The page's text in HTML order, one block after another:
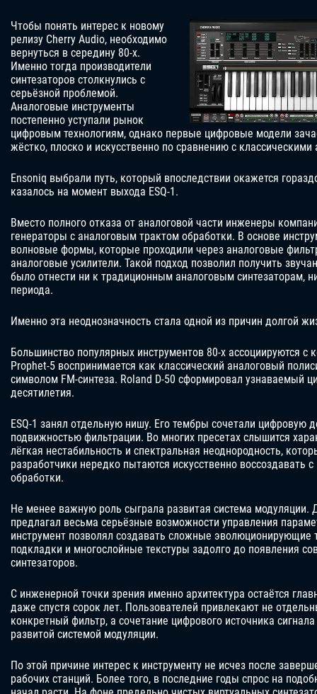
Чтобы понять интерес к новому
релизу Cherry Audio, необходимо
вернуться в середину 80-х.
Именно тогда производители
синтезаторов столкнулись с
серьёзной проблемой.
Аналоговые инструменты
постепенно уступали рынок
цифровым технологиям, однако первые цифровые модели
жёстко, плоско и искусственно по сравнению с
Ensoniq выбрали путь, который впоследствии окажется
казалось на момент выхода ESQ-1.
Вместо полного отказа от аналоговой части инженеры
генераторы с аналоговым трактом обработки. В основе
волновые формы, которые проходили через аналоговые
аналоговые усилители. Такой подход позволил получить
было отнести ни к традиционным аналоговым синтезаторам,
периода.
Именно эта неоднозначность стала одной из причин долгой
Большинство популярных инструментов 80-х ассоциируются с
Prophet-5 воспринимается как классический аналоговый
символом FM-синтеза. Roland D-50 сформировал узнаваемый
десятилетия.
ESQ-1 занял отдельную нишу. Его тембры сочетали цифровую
подвижностью фильтрации. Во многих пресетах слышится
лёгкая нестабильность и спектральная неоднородность,
разработчики нередко пытаются искусственно воссоздавать
обработки.
Не менее важную роль сыграла развитая система модуляции.
предлагал весьма серьёзные возможности управления
инструмент позволял создавать сложные
подкладки и многослойные текстуры задолго до появления
синтезаторов.
С инженерной точки зрения именно архитектура остаётся
даже спустя сорок лет. Пользователей привлекают не
конкретный фильтр, а сочетание цифрового источника
развитой системой модуляции.
По этой причине интерес к инструменту не исчез после
рабочих станций. Более того, в последние годы спрос на